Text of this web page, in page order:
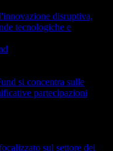
disruptiva,
tecnologiche e
si concentra sulle
partecipazioni
sul settore dei